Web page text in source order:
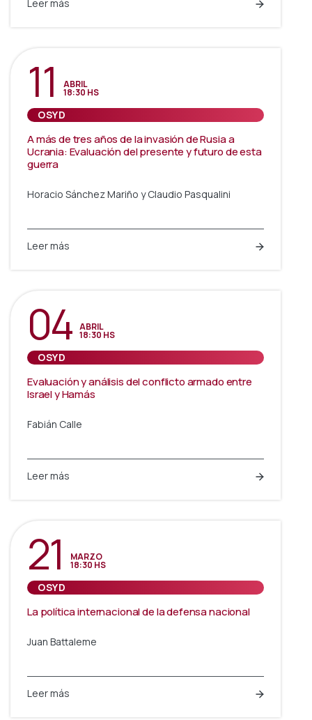
Leer más
11 ABRIL
18:30 HS
OSYD
A más de tres años de la invasión de Rusia a
Ucrania: Evaluación del presente y futuro de esta
guerra
Horacio Sánchez Mariño y Claudio Pasqualini
Leer más
04 ABRIL
18:30 HS
OSYD
Evaluación y análisis del conflicto armado entre
Israel y Hamás
Fabián Calle
Leer más
21 MARZO
18:30 HS
OSYD
La política internacional de la defensa nacional
Juan Battaleme
Leer más